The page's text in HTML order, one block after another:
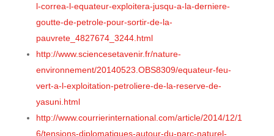
l-correa-l-equateur-exploitera-jusqu-a-la-derniere-
goutte-de-petrole-pour-sortir-de-la-
pauvrete_4827674_3244.html
http://www.sciencesetavenir.fr/nature-
environnement/20140523.OBS8309/equateur-feu-
vert-a-l-exploitation-petroliere-de-la-reserve-de-
yasuni.html
http://www.courrierinternational.com/article/2014/12/1
6/tensions-diplomatiques-autour-du-parc-naturel-